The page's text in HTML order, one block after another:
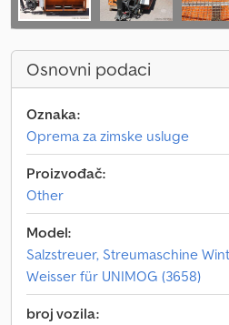
Osnovni podaci
Oznaka:
Oprema za zimske usluge
Proizvođač:
Other
Model:
Salzstreuer, Streumaschine
Weisser für UNIMOG (3658)
broj vozila: